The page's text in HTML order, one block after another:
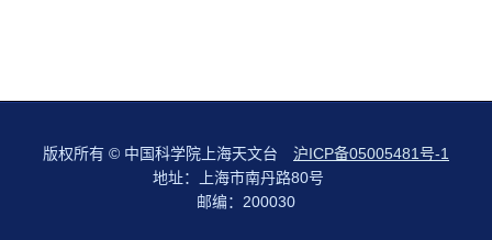
版权所有 © 中国科学院上海天文台 沪ICP备05005481号-1
地址：上海市南丹路80号
邮编：200030